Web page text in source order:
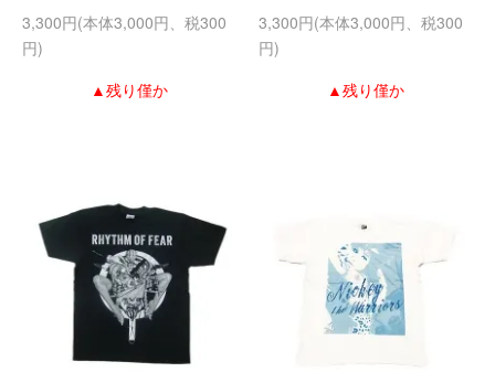
3,300円(本体3,000円、税300
円)
▲残り僅か
3,300円(本体3,000円、税300
円)
▲残り僅か